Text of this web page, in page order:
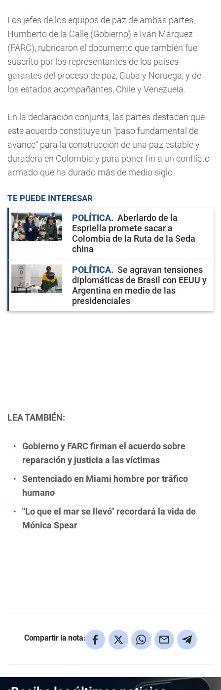
Los jefes de los equipos de paz de ambas partes,
Humberto de la Calle (Gobierno) e Iván Márquez
(FARC), rubricaron el documento que también fue
suscrito por los representantes de los países
garantes del proceso de paz, Cuba y Noruega, y de
los estados acompañantes, Chile y Venezuela.
En la declaración conjunta, las partes destacan que
este acuerdo constituye un "paso fundamental de
avance" para la construcción de una paz estable y
duradera en Colombia y para poner fin a un conflicto
armado que ha durado más de medio siglo.
TE PUEDE INTERESAR
POLÍTICA
Aberlardo de la
Espriella promete sacar a
Colombia de la Ruta de la Seda
china
POLÍTICA
Se agravan tensiones
diplomáticas de Brasil con EEUU y
Argentina en medio de las
presidenciales
LEA TAMBIÉN:
Gobierno y FARC firman el acuerdo sobre
reparación y justicia a las víctimas
Sentenciado en Miami hombre por tráfico
humano
"Lo que el mar se llevó" recordará la vida de
Mónica Spear
Compartir la nota: